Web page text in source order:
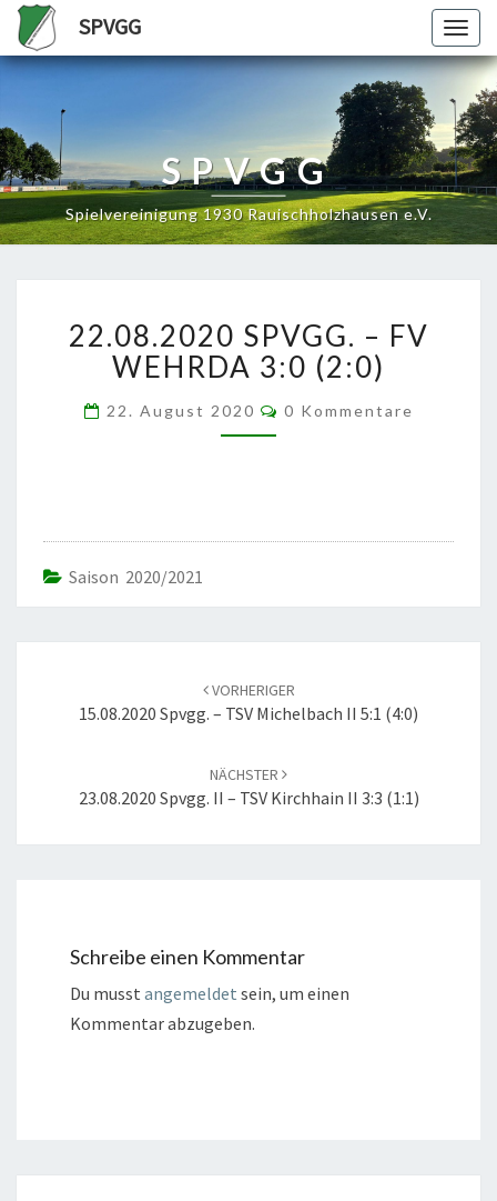
SPVGG
SPVGG
Spielvereinigung 1930 Rauischholzhausen e.V.
SPVGG.
FV
WEHRDA
3:0
22.08.2020 SPVGG. – FV
WEHRDA 3:0 (2:0)
22. August 2020 Kommentare
0 Kommentare
Saison 2020/2021
VORHERIGER
15.08.2020 Spvgg. – TSV Michelbach II 5:1 (4:0)
NÄCHSTER
23.08.2020 Spvgg. II – TSV Kirchhain II 3:3 (1:1)
Schreibe einen Kommentar
Du musst angemeldet sein, um einen
Kommentar abzugeben.